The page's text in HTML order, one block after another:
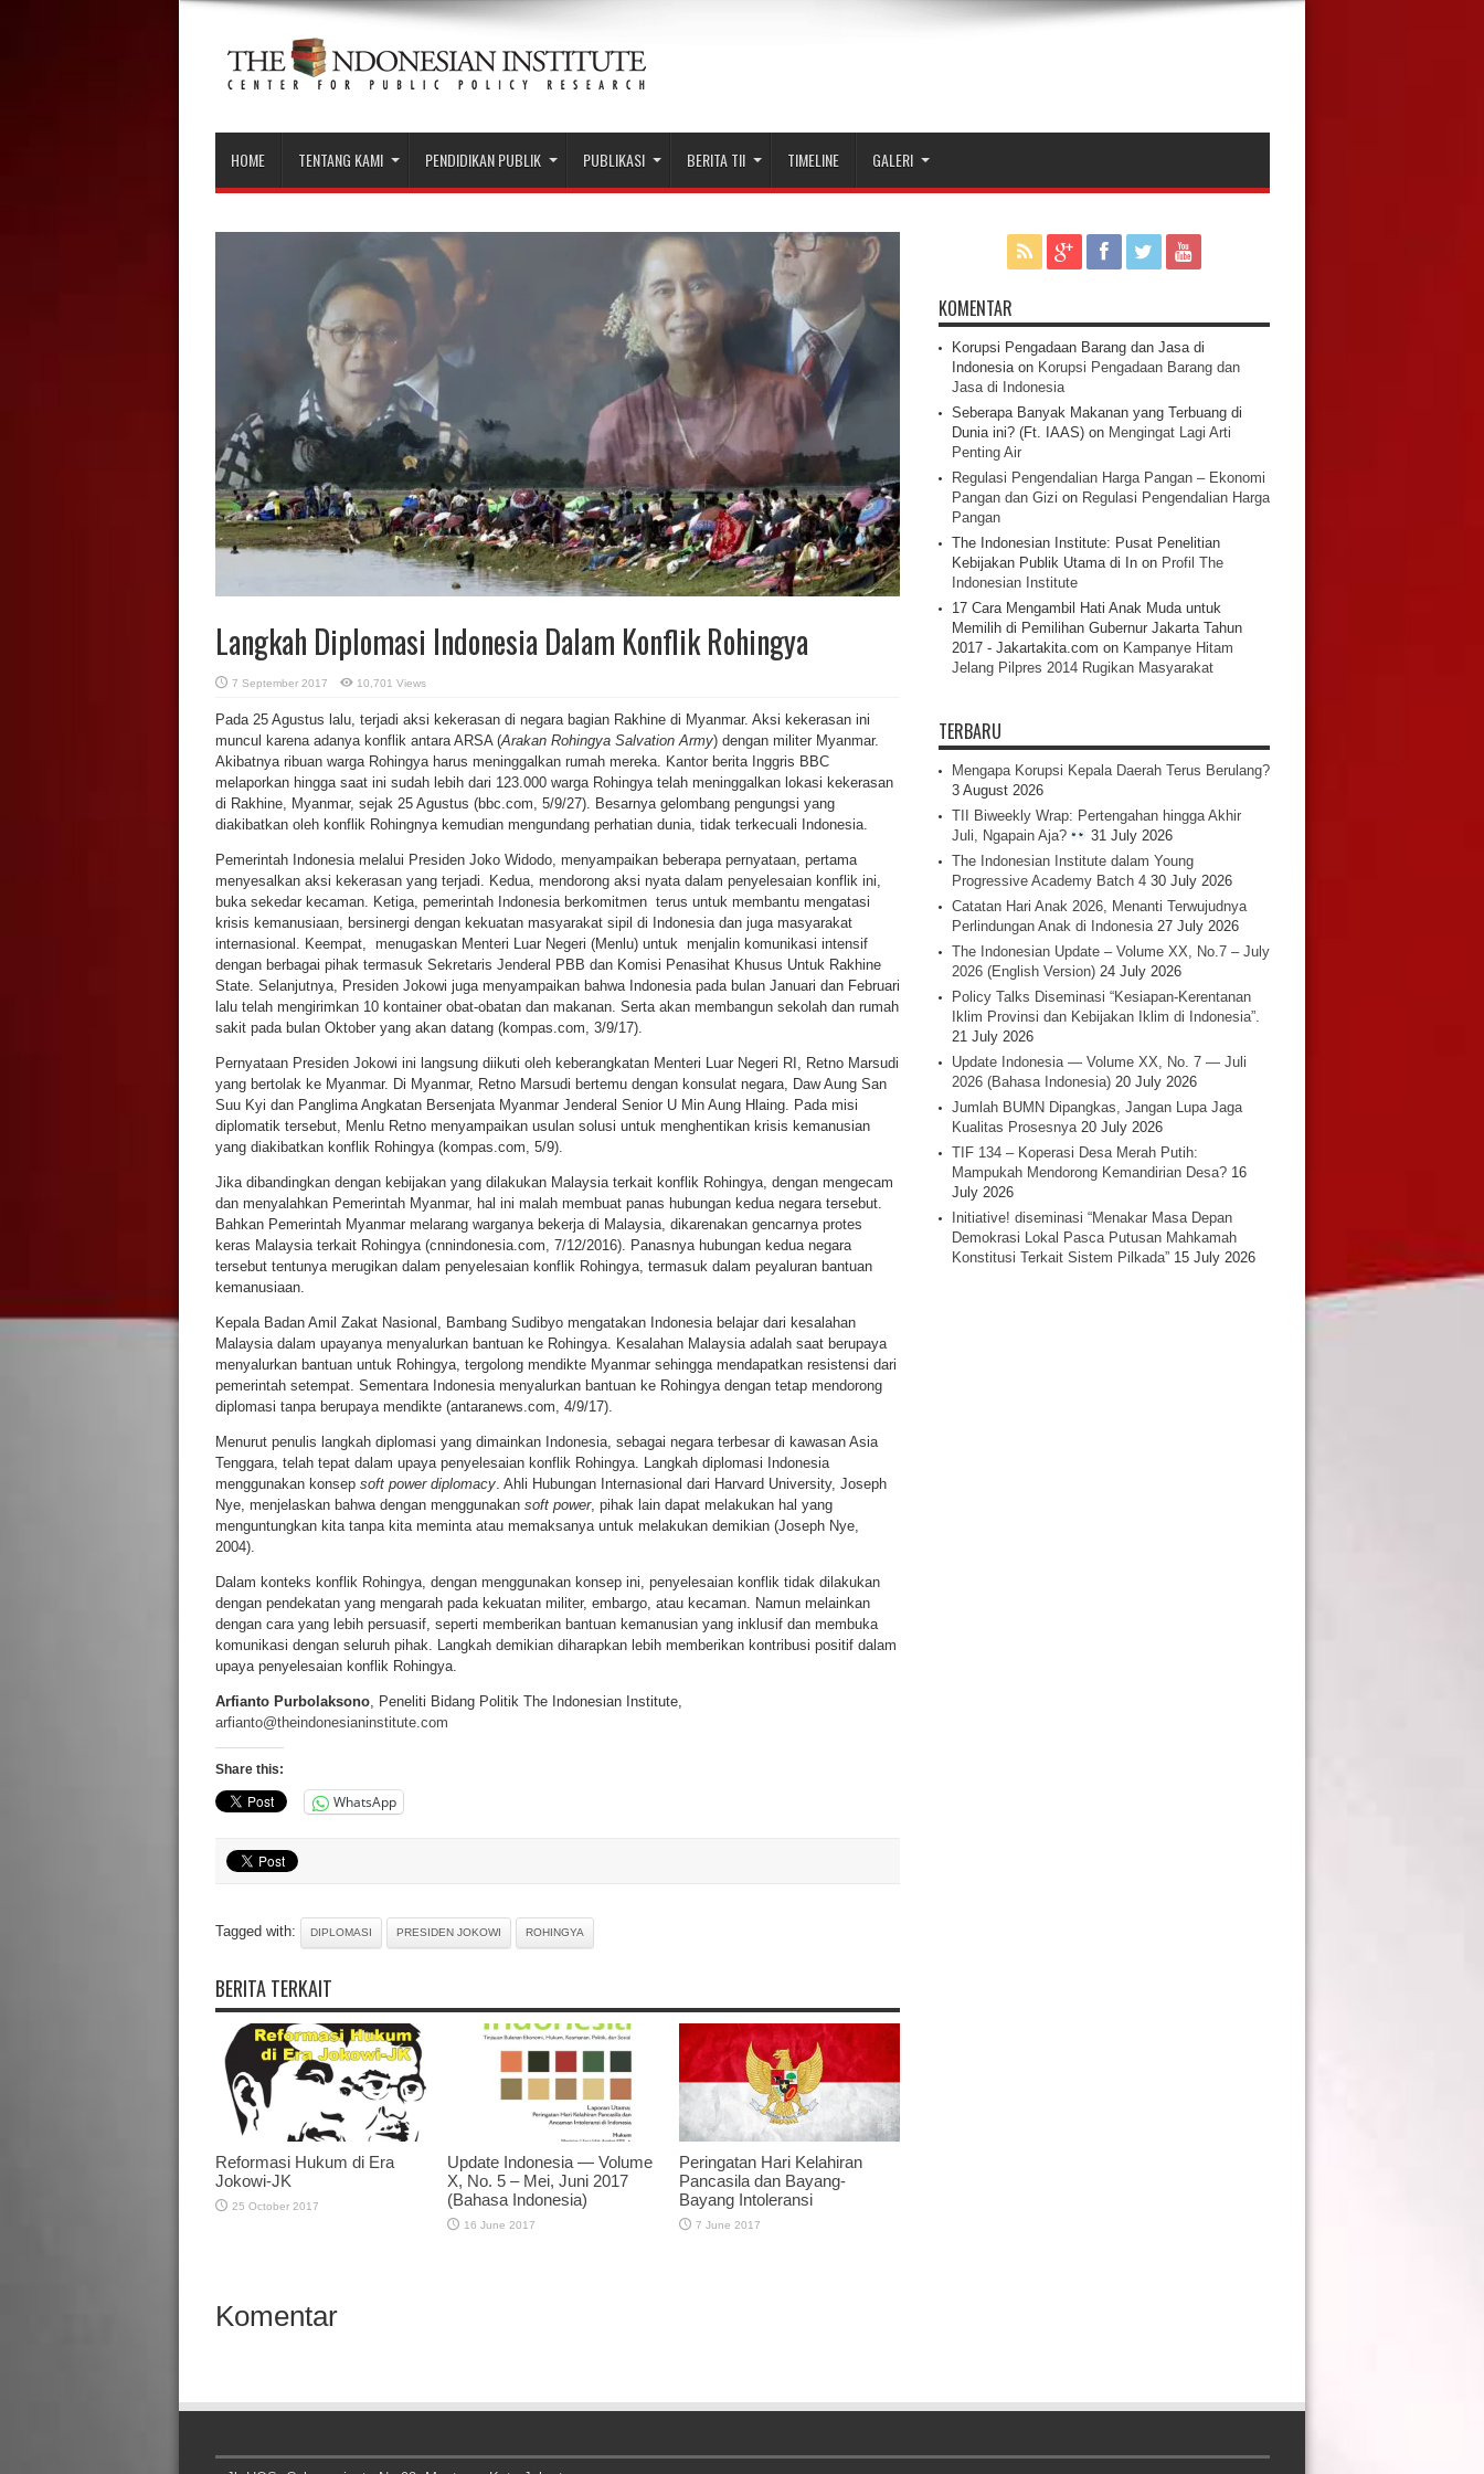
HOME TENTANG KAMI PENDIDIKAN PUBLIK PUBLIKASI BERITA TII TIMELINE GALERI
Langkah Diplomasi Indonesia Dalam Konflik Rohingya
7 September 2017 10,701 Views
Pada 25 Agustus lalu, terjadi aksi kekerasan di negara bagian Rakhine di Myanmar. Aksi kekerasan ini
muncul karena adanya konflik antara ARSA (Arakan Rohingya Salvation Army) dengan militer Myanmar.
Akibatnya ribuan warga Rohingya harus meninggalkan rumah mereka. Kantor berita Inggris BBC
melaporkan hingga saat ini sudah lebih dari 123.000 warga Rohingya telah meninggalkan lokasi kekerasan
di Rakhine, Myanmar, sejak 25 Agustus (bbc.com, 5/9/27). Besarnya gelombang pengungsi yang
diakibatkan oleh konflik Rohingnya kemudian mengundang perhatian dunia, tidak terkecuali Indonesia.
Pemerintah Indonesia melalui Presiden Joko Widodo, menyampaikan beberapa pernyataan, pertama
menyesalkan aksi kekerasan yang terjadi. Kedua, mendorong aksi nyata dalam penyelesaian konflik ini,
buka sekedar kecaman. Ketiga, pemerintah Indonesia berkomitmen terus untuk membantu mengatasi
krisis kemanusiaan, bersinergi dengan kekuatan masyarakat sipil di Indonesia dan juga masyarakat
internasional. Keempat, menugaskan Menteri Luar Negeri (Menlu) untuk menjalin komunikasi intensif
dengan berbagai pihak termasuk Sekretaris Jenderal PBB dan Komisi Penasihat Khusus Untuk Rakhine
State. Selanjutnya, Presiden Jokowi juga menyampaikan bahwa Indonesia pada bulan Januari dan Februari
lalu telah mengirimkan 10 kontainer obat-obatan dan makanan. Serta akan membangun sekolah dan rumah
sakit pada bulan Oktober yang akan datang (kompas.com, 3/9/17).
Pernyataan Presiden Jokowi ini langsung diikuti oleh keberangkatan Menteri Luar Negeri RI, Retno Marsudi
yang bertolak ke Myanmar. Di Myanmar, Retno Marsudi bertemu dengan konsulat negara, Daw Aung San
Suu Kyi dan Panglima Angkatan Bersenjata Myanmar Jenderal Senior U Min Aung Hlaing. Pada misi
diplomatik tersebut, Menlu Retno menyampaikan usulan solusi untuk menghentikan krisis kemanusian
yang diakibatkan konflik Rohingya (kompas.com, 5/9).
Jika dibandingkan dengan kebijakan yang dilakukan Malaysia terkait konflik Rohingya, dengan mengecam
dan menyalahkan Pemerintah Myanmar, hal ini malah membuat panas hubungan kedua negara tersebut.
Bahkan Pemerintah Myanmar melarang warganya bekerja di Malaysia, dikarenakan gencarnya protes
keras Malaysia terkait Rohingya (cnnindonesia.com, 7/12/2016). Panasnya hubungan kedua negara
tersebut tentunya merugikan dalam penyelesaian konflik Rohingya, termasuk dalam peyaluran bantuan
kemanusiaan.
Kepala Badan Amil Zakat Nasional, Bambang Sudibyo mengatakan Indonesia belajar dari kesalahan
Malaysia dalam upayanya menyalurkan bantuan ke Rohingya. Kesalahan Malaysia adalah saat berupaya
menyalurkan bantuan untuk Rohingya, tergolong mendikte Myanmar sehingga mendapatkan resistensi dari
pemerintah setempat. Sementara Indonesia menyalurkan bantuan ke Rohingya dengan tetap mendorong
diplomasi tanpa berupaya mendikte (antaranews.com, 4/9/17).
Menurut penulis langkah diplomasi yang dimainkan Indonesia, sebagai negara terbesar di kawasan Asia
Tenggara, telah tepat dalam upaya penyelesaian konflik Rohingya. Langkah diplomasi Indonesia
menggunakan konsep soft power diplomacy. Ahli Hubungan Internasional dari Harvard University, Joseph
Nye, menjelaskan bahwa dengan menggunakan soft power, pihak lain dapat melakukan hal yang
menguntungkan kita tanpa kita meminta atau memaksanya untuk melakukan demikian (Joseph Nye,
2004).
Dalam konteks konflik Rohingya, dengan menggunakan konsep ini, penyelesaian konflik tidak dilakukan
dengan pendekatan yang mengarah pada kekuatan militer, embargo, atau kecaman. Namun melainkan
dengan cara yang lebih persuasif, seperti memberikan bantuan kemanusian yang inklusif dan membuka
komunikasi dengan seluruh pihak. Langkah demikian diharapkan lebih memberikan kontribusi positif dalam
upaya penyelesaian konflik Rohingya.
Arfianto Purbolaksono, Peneliti Bidang Politik The Indonesian Institute,
arfianto@theindonesianinstitute.com
Share this:
WhatsApp
Tagged with: DIPLOMASI PRESIDEN JOKOWI ROHINGYA
BERITA TERKAIT
Reformasi Hukum di Era
Jokowi-JK
25 October 2017
Update Indonesia — Volume
X, No. 5 – Mei, Juni 2017
(Bahasa Indonesia)
16 June 2017
Peringatan Hari Kelahiran
Pancasila dan Bayang-
Bayang Intoleransi
7 June 2017
Komentar
KOMENTAR
Korupsi Pengadaan Barang dan Jasa di
Indonesiaon Korupsi Pengadaan Barang dan
Jasa di Indonesia
Seberapa Banyak Makanan yang Terbuang di
Dunia ini? (Ft. IAAS)on Mengingat Lagi Arti
Penting Air
Regulasi Pengendalian Harga Pangan – Ekonomi
Pangan dan Gizi on Regulasi Pengendalian Harga
Pangan
The Indonesian Institute: Pusat Penelitian
Kebijakan Publik Utama di Inon Profil The
Indonesian Institute
17 Cara Mengambil Hati Anak Muda untuk
Memilih di Pemilihan Gubernur Jakarta Tahun
2017 - Jakartakita.com on Kampanye Hitam
Jelang Pilpres 2014 Rugikan Masyarakat
TERBARU
Mengapa Korupsi Kepala Daerah Terus Berulang?
3 August 2026
TII Biweekly Wrap: Pertengahan hingga Akhir
Juli, Ngapain Aja?
31 July 2026
The Indonesian Institute dalam Young
Progressive Academy Batch 4 30 July 2026
Catatan Hari Anak 2026, Menanti Terwujudnya
Perlindungan Anak di Indonesia 27 July 2026
The Indonesian Update – Volume XX, No.7 – July
2026 (English Version) 24 July 2026
Policy Talks Diseminasi “Kesiapan-Kerentanan
Iklim Provinsi dan Kebijakan Iklim di Indonesia”.
21 July 2026
Update Indonesia — Volume XX, No. 7 — Juli
2026 (Bahasa Indonesia) 20 July 2026
Jumlah BUMN Dipangkas, Jangan Lupa Jaga
Kualitas Prosesnya 20 July 2026
TIF 134 – Koperasi Desa Merah Putih:
Mampukah Mendorong Kemandirian Desa? 16
July 2026
Initiative! diseminasi “Menakar Masa Depan
Demokrasi Lokal Pasca Putusan Mahkamah
Konstitusi Terkait Sistem Pilkada” 15 July 2026